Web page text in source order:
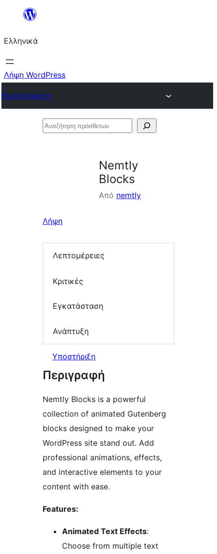
Μετάβαση
περιεχόμενο
Ελληνικά
Λήψη WordPress
Plugin Directory
Αναζήτηση
Nemtly
Blocks
Από nemtly
Λήψη
Λεπτομέρειες
Κριτικές
Εγκατάσταση
Ανάπτυξη
Υποστήριξη
Περιγραφή
Nemtly Blocks is a powerful
collection of animated Gutenberg
blocks designed to make your
WordPress site stand out. Add
professional animations, effects,
and interactive elements to your
content with ease.
Features:
Animated Text Effects:
Choose from multiple text